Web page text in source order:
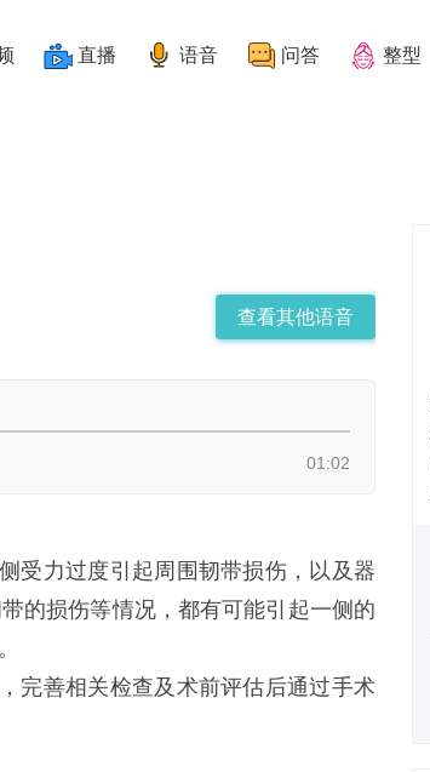
直播 语音 问答 整型
查看其他语音
01:02
受力过度引起周围韧带损伤，以及器
的损伤等情况，都有可能引起一侧的
完善相关检查及术前评估后通过手术